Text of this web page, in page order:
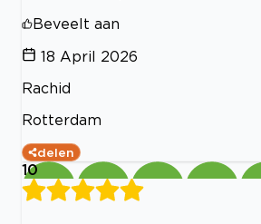
Beveelt aan
18 April 2026
Rachid
Rotterdam
delen
10